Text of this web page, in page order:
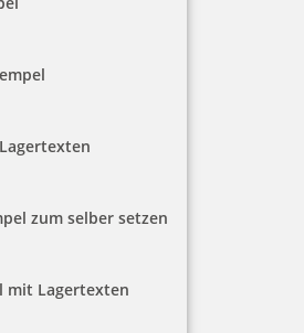
zum selber setzen
mit Lagertexten